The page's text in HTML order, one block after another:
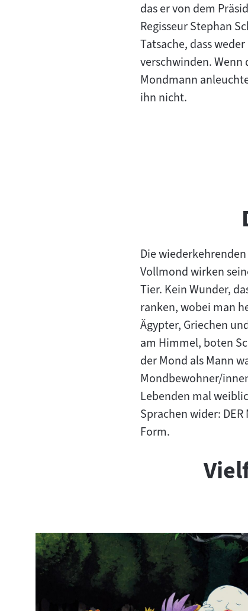
das er von dem
Regisseur Stephan
Tatsache, dass
verschwinden. Wenn
Mondmann
ihn nicht.
Die
Vollmond wirken
Tier. Kein Wunder,
ranken, wobei man
Ägypter, Griechen
am Himmel, boten
der Mond als Mann
Mondbewohner/
Lebenden mal
Sprachen wider:
Form.